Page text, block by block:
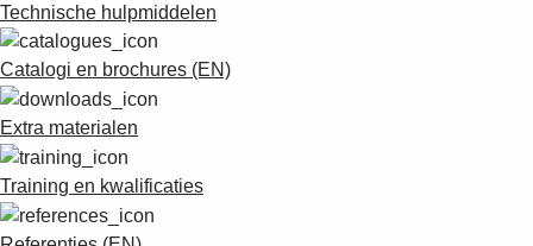
Technische hulpmiddelen
Catalogi en brochures (EN)
Extra materialen
Training en kwalificaties